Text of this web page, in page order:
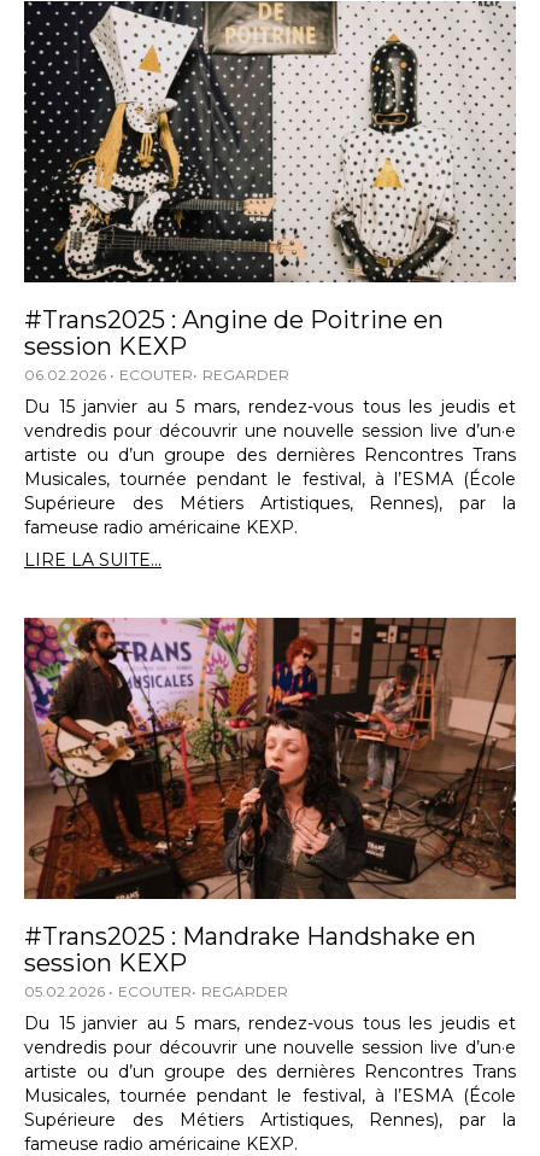
#Trans2025 : Angine de Poitrine en
session KEXP
06.02.2026 ECOUTER REGARDER
Du 15 janvier au 5 mars, rendez-vous tous les jeudis et
vendredis pour découvrir une nouvelle session live d’un·e
artiste ou d’un groupe des dernières Rencontres Trans
Musicales, tournée pendant le festival, à l’ESMA (École
Supérieure des Métiers Artistiques, Rennes), par la
fameuse radio américaine KEXP.
LIRE LA SUITE...
#Trans2025 : Mandrake Handshake en
session KEXP
05.02.2026 ECOUTER REGARDER
Du 15 janvier au 5 mars, rendez-vous tous les jeudis et
vendredis pour découvrir une nouvelle session live d’un·e
artiste ou d’un groupe des dernières Rencontres Trans
Musicales, tournée pendant le festival, à l’ESMA (École
Supérieure des Métiers Artistiques, Rennes), par la
fameuse radio américaine KEXP.